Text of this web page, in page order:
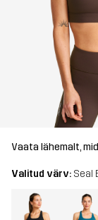
Vaata lähemalt,
Valitud värv: Seal